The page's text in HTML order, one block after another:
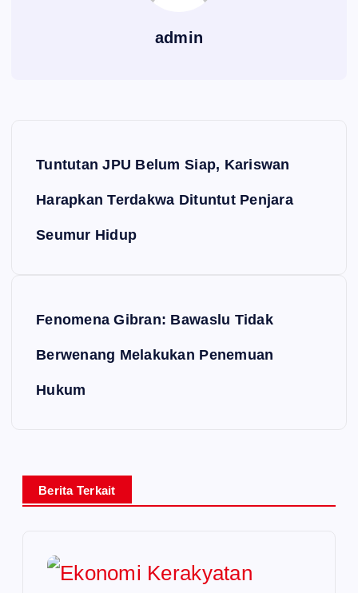
admin
Tuntutan JPU Belum Siap, Kariswan
Harapkan Terdakwa Dituntut Penjara
Seumur Hidup
Fenomena Gibran: Bawaslu Tidak
Berwenang Melakukan Penemuan
Hukum
Berita Terkait